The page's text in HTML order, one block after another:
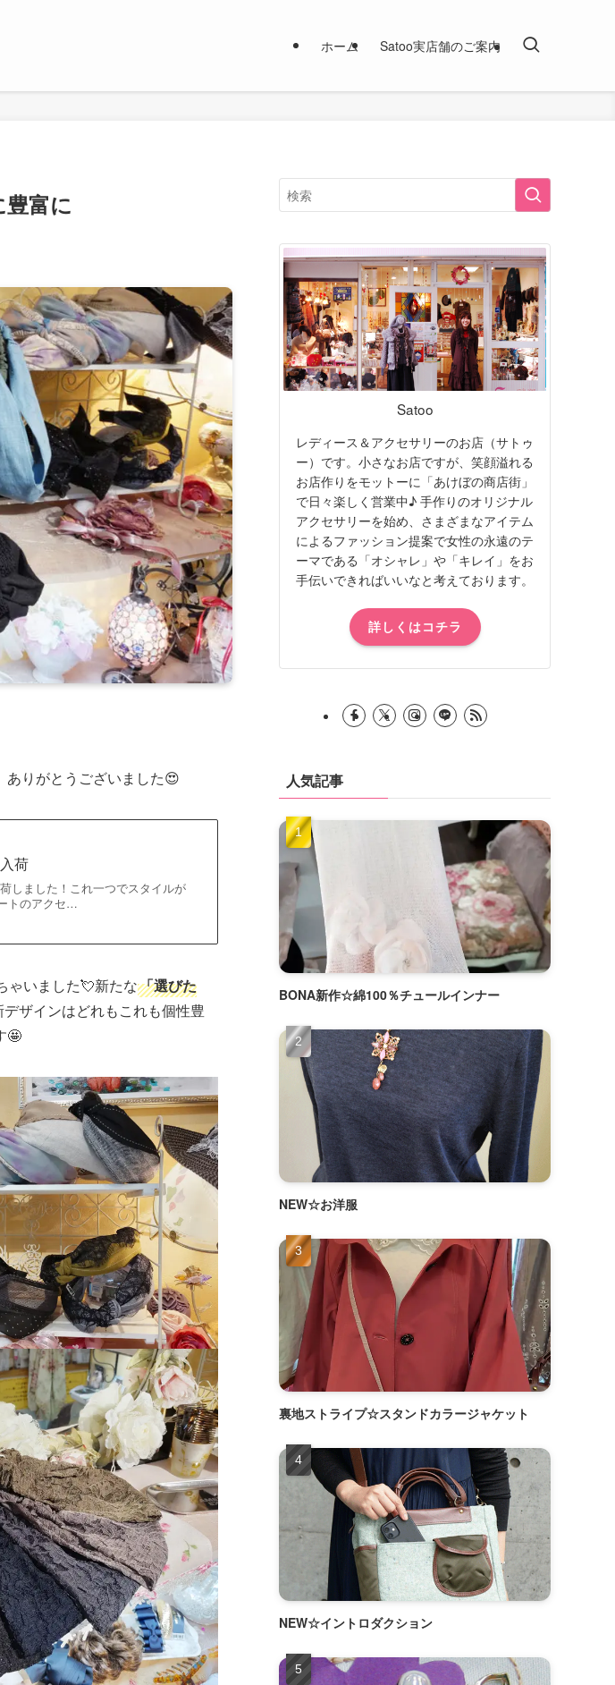
ホーム Satoo実店舗のご案内
富に
ありがとうございました😍
荷
しました！これ一つでスタイルが
トのアクセ…
ゃいました💘新たな「選びた
ザインはどれもこれも個性豊
🤩
Satoo
レディース＆アクセサリーのお店（サトゥ
ー）です。小さなお店ですが、笑顔溢れる
お店作りをモットーに「あけぼの商店街」
で日々楽しく営業中♪ 手作りのオリジナル
アクセサリーを始め、さまざまなアイテム
によるファッション提案で女性の永遠のテ
ーマである「オシャレ」や「キレイ」をお
手伝いできればいいなと考えております。
詳しくはコチラ
人気記事
BONA新作☆綿100％チュールインナー
NEW☆お洋服
裏地ストライプ☆スタンドカラージャケット
NEW☆イントロダクション